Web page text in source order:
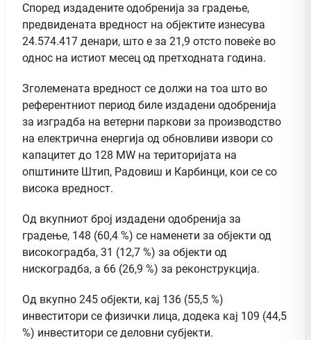
Според издадените одобренија за градење,
предвидената вредност на објектите изнесува
24.574.417 денари, што е за 21,9 отсто повеќе во
однос на истиот месец од претходната година.
Зголемената вредност се должи на тоа што во
референтниот период биле издадени одобренија
за изградба на ветерни паркови за производство
на електрична енергија од обновливи извори со
капацитет до 128 MW на територијата на
општините Штип, Радовиш и Карбинци, кои се со
висока вредност.
Од вкупниот број издадени одобренија за
градење, 148 (60,4 %) се наменети за објекти од
високоградба, 31 (12,7 %) за објекти од
нискоградба, а 66 (26,9 %) за реконструкција.
Од вкупно 245 објекти, кај 136 (55,5 %)
инвеститори се физички лица, додека кај 109 (44,5
%) инвеститори се деловни субјекти.